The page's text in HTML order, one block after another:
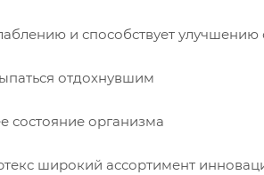
и способствует улучшению
отдохнувшим
состояние организма
широкий ассортимент